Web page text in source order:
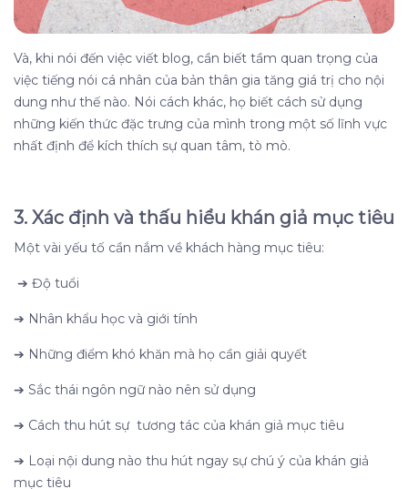
Và, khi nói đến việc viết blog, cần biết tầm quan trọng của
việc tiếng nói cá nhân của bản thân gia tăng giá trị cho nội
dung như thế nào. Nói cách khác, họ biết cách sử dụng
những kiến ​​thức đặc trưng của mình trong một số lĩnh vực
nhất định để kích thích sự quan tâm, tò mò.
3. Xác định và thấu hiểu khán giả mục tiêu
Một vài yếu tố cần nắm về khách hàng mục tiêu:
➔ Độ tuổi
➔ Nhân khẩu học và giới tính
➔ Những điểm khó khăn mà họ cần giải quyết
➔ Sắc thái ngôn ngữ nào nên sử dụng
➔ Cách thu hút sự tương tác của khán giả mục tiêu
➔ Loại nội dung nào thu hút ngay sự chú ý của khán giả
mục tiêu